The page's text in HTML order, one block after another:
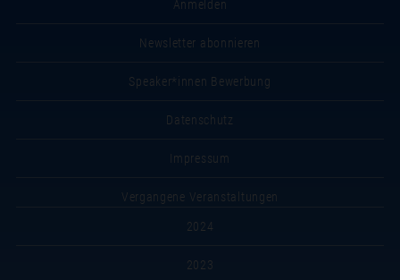
Anmelden
Newsletter abonnieren
Speaker*innen Bewerbung
Datenschutz
Impressum
Vergangene Veranstaltungen
2024
2023